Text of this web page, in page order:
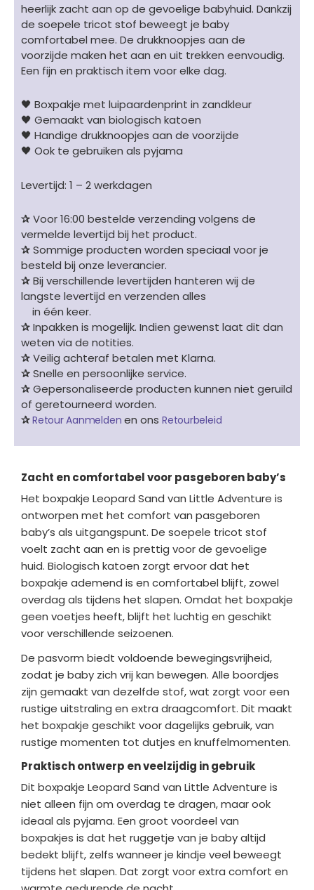
heerlijk zacht aan op de gevoelige babyhuid. Dankzij
de soepele tricot stof beweegt je baby
comfortabel mee. De drukknoopjes aan de
voorzijde maken het aan en uit trekken eenvoudig.
Een fijn en praktisch item voor elke dag.
🖤 Boxpakje met luipaardenprint in zandkleur
🖤 Gemaakt van biologisch katoen
🖤 Handige drukknoopjes aan de voorzijde
🖤 Ook te gebruiken als pyjama
Levertijd: 1 – 2 werkdagen
✰Voor 16:00 bestelde verzending volgens de
vermelde levertijd bij het product.
✰Sommige producten worden speciaal voor je
besteld bij onze leverancier.
✰Bij verschillende levertijden hanteren wij de
langste levertijd en verzenden alles
in één keer.
✰Inpakken is mogelijk. Indien gewenst laat dit dan
weten via de notities.
✰Veilig achteraf betalen met Klarna.
✰Snelle en persoonlijke service.
✰Gepersonaliseerde producten kunnen niet geruild
of geretourneerd worden.
✰Retour Aanmelden en ons Retourbeleid
Zacht en comfortabel voor pasgeboren baby’s
Het boxpakje Leopard Sand van Little Adventure is
ontworpen met het comfort van pasgeboren
baby’s als uitgangspunt. De soepele tricot stof
voelt zacht aan en is prettig voor de gevoelige
huid. Biologisch katoen zorgt ervoor dat het
boxpakje ademend is en comfortabel blijft, zowel
overdag als tijdens het slapen. Omdat het boxpakje
geen voetjes heeft, blijft het luchtig en geschikt
voor verschillende seizoenen.
De pasvorm biedt voldoende bewegingsvrijheid,
zodat je baby zich vrij kan bewegen. Alle boordjes
zijn gemaakt van dezelfde stof, wat zorgt voor een
rustige uitstraling en extra draagcomfort. Dit maakt
het boxpakje geschikt voor dagelijks gebruik, van
rustige momenten tot dutjes en knuffelmomenten.
Praktisch ontwerp en veelzijdig in gebruik
Dit boxpakje Leopard Sand van Little Adventure is
niet alleen fijn om overdag te dragen, maar ook
ideaal als pyjama. Een groot voordeel van
boxpakjes is dat het ruggetje van je baby altijd
bedekt blijft, zelfs wanneer je kindje veel beweegt
tijdens het slapen. Dat zorgt voor extra comfort en